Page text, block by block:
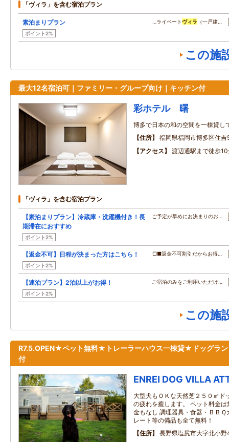
「ヴィラ」を含む宿泊プラン
素泊まりプラン
ポイント2%
…ライベート ヴィラ （一戸建…
この施
最大12名宿泊可｜ファミリー・グループ向け｜キッチン付
彩ホテル 曙
博多で日本の和の空間を一棟貸し
住所
福岡県福岡市博多区住吉
アクセス
渡辺通駅まで徒歩
「ヴィラ」を含む宿泊プラン
【素泊まりプラン】冷蔵庫・洗濯機付き！長
期滞在におすすめ
ポイント2%
ご予定が早めにお決まりのお…
【返金不可】日程が決まった方はこちら！
ポイント2%
□■返金不可割引だからお得…
【連泊プラン】2泊以上がお得！
ポイント2%
ご宿泊のみをご利用いただけ…
この施
R7.5.OPEN★ペット無料★トレーラーハウス一棟貸★ドッグラン
付
ENREI DOG VILLA
大型犬もＯＫな天然芝２５０㎡ド
の疲れを癒します。 ペット料金
金もなし 調理器具・食器・ＢＢ
レート等の備品も全て無料！
住所
長野県塩尻市大字北小野